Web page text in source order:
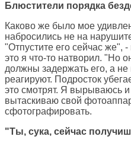
Блюстители порядка
Каково же было мое
набросились не на
"Отпустите его сейчас же",
это я что-то натворил. "Но
должны задержать его, а
реагируют. Подросток
это смотрят. Я вырываюсь и
вытаскиваю свой
сфотографировать.
"Ты, сука, сейчас